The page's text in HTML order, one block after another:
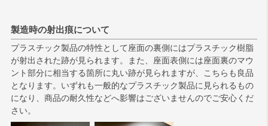
製造時の射出痕について
プラスチック製品の特性として座面の裏側にはプラスチック樹脂
が射出された跡が見られます。また、座面表側には座面裏のマウ
ント部分に相当する箇所に丸い跡が見られますが、こちらも良品
となります。いずれも一般的なプラスチック製品に見られるもの
になり、商品の耐久性などへ影響はございませんのでご安心くだ
さい。